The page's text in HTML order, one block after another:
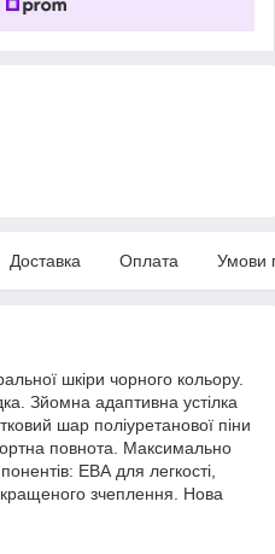
Доставка Оплата Умови
шкіри чорного кольору.
Зйомна адаптивна устілка
шар поліуретанової піни
повнота. Максимально
ЕВА для легкості,
зчеплення. Нова